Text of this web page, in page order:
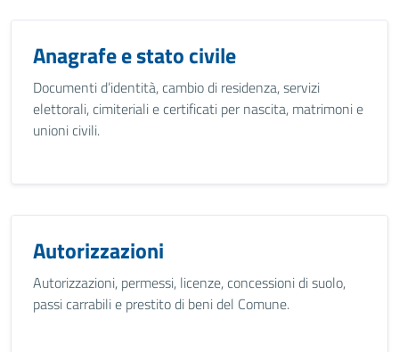
Anagrafe e stato civile
Documenti d’identità, cambio di residenza, servizi
elettorali, cimiteriali e certificati per nascita, matrimoni e
unioni civili.
Autorizzazioni
Autorizzazioni, permessi, licenze, concessioni di suolo,
passi carrabili e prestito di beni del Comune.